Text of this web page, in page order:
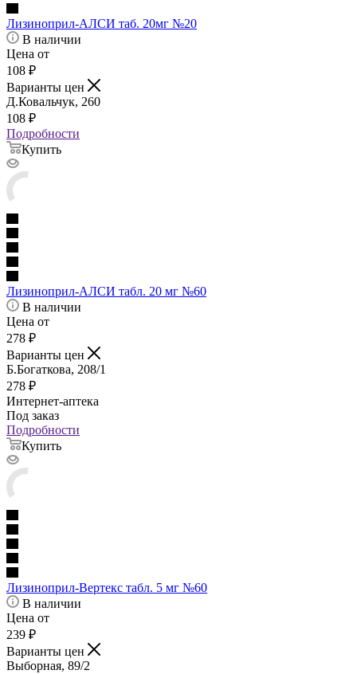
Лизиноприл-АЛСИ таб. 20мг №20
В наличии
Цена от
108 ₽
Варианты цен
Д.Ковальчук, 260
108 ₽
Подробности
Купить
Лизиноприл-АЛСИ табл. 20 мг №60
В наличии
Цена от
278 ₽
Варианты цен
Б.Богаткова, 208/1
278 ₽
Интернет-аптека
Под заказ
Подробности
Купить
Лизиноприл-Вертекс табл. 5 мг №60
В наличии
Цена от
239 ₽
Варианты цен
Выборная, 89/2